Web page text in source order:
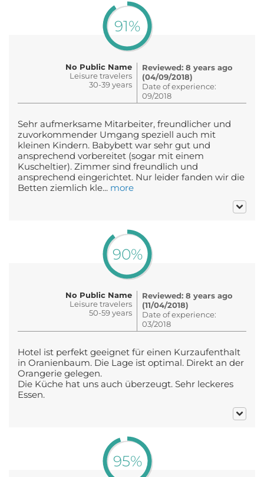
91%
No Public Name
Leisure travelers
30-39 years
Reviewed: 8 years ago
(04/09/2018)
Date of experience:
09/2018
Sehr aufmerksame Mitarbeiter, freundlicher und
zuvorkommender Umgang speziell auch mit
kleinen Kindern. Babybett war sehr gut und
ansprechend vorbereitet (sogar mit einem
Kuscheltier). Zimmer sind freundlich und
ansprechend eingerichtet. Nur leider fanden wir die
Betten ziemlich kle... more
90%
No Public Name
Leisure travelers
50-59 years
Reviewed: 8 years ago
(11/04/2018)
Date of experience:
03/2018
Hotel ist perfekt geeignet für einen Kurzaufenthalt
in Oranienbaum. Die Lage ist optimal. Direkt an der
Orangerie gelegen.
Die Küche hat uns auch überzeugt. Sehr leckeres
Essen.
95%